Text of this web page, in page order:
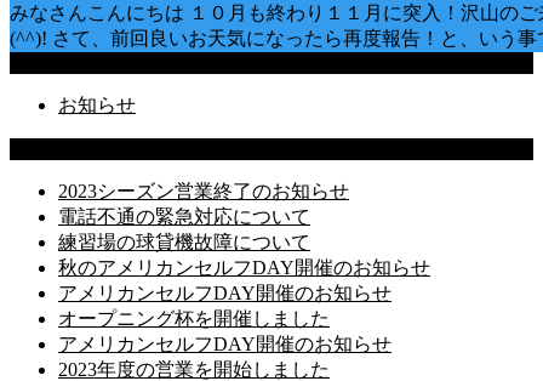
みなさんこんにちは １０月も終わり１１月に突入！沢山の
(^^)! さて、前回良いお天気になったら再度報告！と、いう
お知らせ
2023シーズン営業終了のお知らせ
電話不通の緊急対応について
練習場の球貸機故障について
秋のアメリカンセルフDAY開催のお知らせ
アメリカンセルフDAY開催のお知らせ
オープニング杯を開催しました
アメリカンセルフDAY開催のお知らせ
2023年度の営業を開始しました